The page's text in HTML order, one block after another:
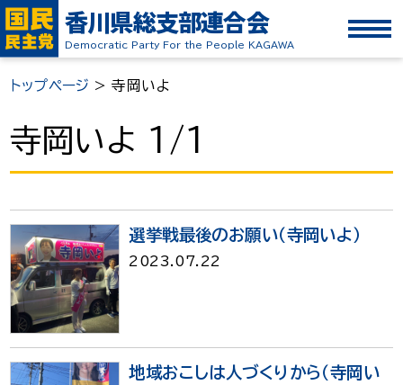
香川県総支部連合会
Democratic Party For the People KAGAWA
トップページ >寺岡いよ
寺岡いよ 1/1
選挙戦最後のお願い（寺岡いよ）
2023.07.22
地域おこしは人づくりから（寺岡い